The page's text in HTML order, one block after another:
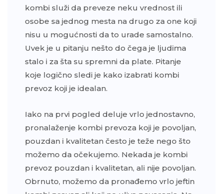
kombi služi da preveze neku vrednost ili
osobe sa jednog mesta na drugo za one koji
nisu u mogućnosti da to urade samostalno.
Uvek je u pitanju nešto do čega je ljudima
stalo i za šta su spremni da plate. Pitanje
koje logično sledi je kako izabrati kombi
prevoz koji je idealan.
Iako na prvi pogled deluje vrlo jednostavno,
pronalaženje kombi prevoza koji je povoljan,
pouzdan i kvalitetan često je teže nego što
možemo da očekujemo. Nekada je kombi
prevoz pouzdan i kvalitetan, ali nije povoljan.
Obrnuto, možemo da pronađemo vrlo jeftin